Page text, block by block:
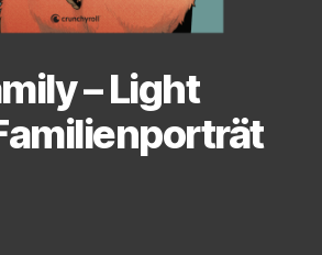
– Light